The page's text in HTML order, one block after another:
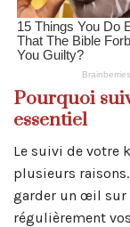
Pourquoi
essentiel
Le suivi de votre
plusieurs
garder un œil sur
régulièrement